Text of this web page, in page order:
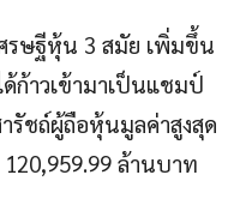
รษฐีหุ้น 3 สมัย เพิ่มขึ้น
ก้าวเข้ามาเป็นแชมป์
รัชถ์ผู้ถือหุ้นมูลค่าสูงสุด
ล้านบาท